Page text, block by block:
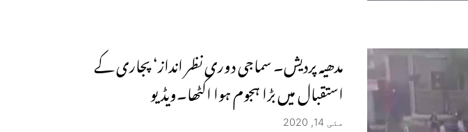
مدھیہ پردیش۔ سماجی دوری نظر انداز‘ پجاری کے
استقبال میں بڑا ہجوم ہوا اکٹھا۔ویڈیو
مئی 14, 2020